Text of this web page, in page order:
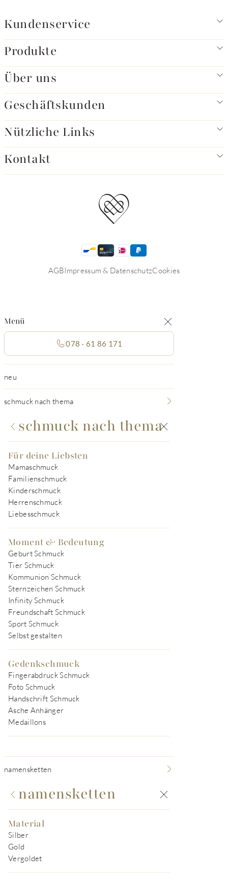
Kundenservice
Produkte
Über uns
Geschäftskunden
Nützliche Links
Kontakt
AGBImpressum & DatenschutzCookies
Menü
078 - 61 86 171
neu
schmuck nach thema
schmuck nach thema
Für deine Liebsten
Mamaschmuck
Familienschmuck
Kinderschmuck
Herrenschmuck
Liebesschmuck
Moment & Bedeutung
Geburt Schmuck
Tier Schmuck
Kommunion Schmuck
Sternzeichen Schmuck
Infinity Schmuck
Freundschaft Schmuck
Sport Schmuck
Selbst gestalten
Gedenkschmuck
Fingerabdruck Schmuck
Foto Schmuck
Handschrift Schmuck
Asche Anhänger
Medaillons
namensketten
namensketten
Material
Silber
Gold
Vergoldet